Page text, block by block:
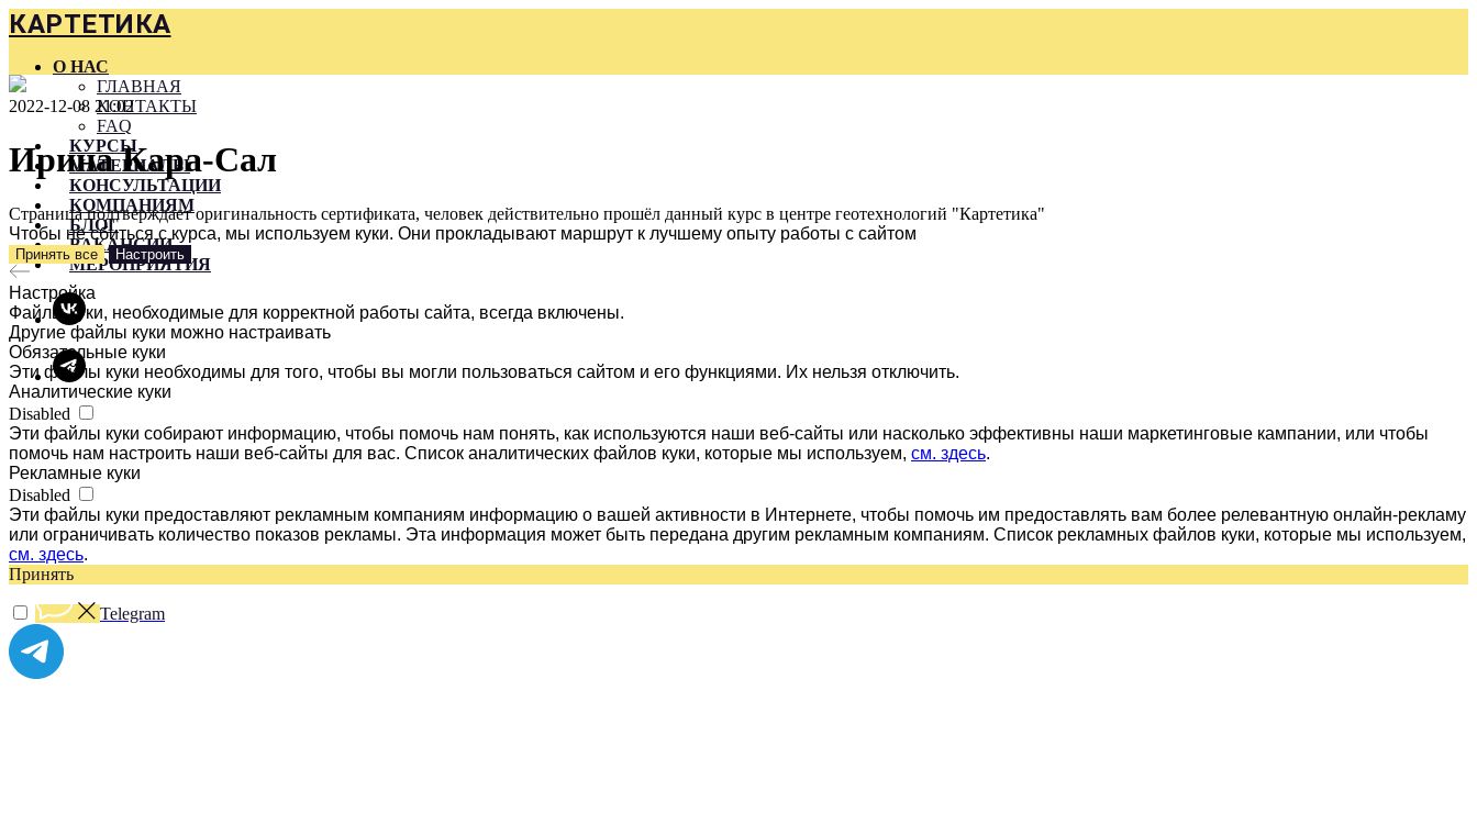
КАРТЕТИКА
О НАС
ГЛАВНАЯ
КОНТАКТЫ
FAQ
КУРСЫ
МАТЕРИАЛЫ
КОНСУЛЬТАЦИИ
КОМПАНИЯМ
БЛОГ
ВАКАНСИИ
МЕРОПРИЯТИЯ
2022-12-08 21:02
Ирина Кара-Сал
Страница подтверждает оригинальность сертификата, человек действительно прошёл данный курс в центре геотехнологий "Картетика"
Чтобы не сбиться с курса, мы используем куки. Они прокладывают маршрут к лучшему опыту работы с сайтом
Принять все Настроить
Настройка
Файлы куки, необходимые для корректной работы сайта, всегда включены.
Другие файлы куки можно настраивать
Обязательные куки
Эти файлы куки необходимы для того, чтобы вы могли пользоваться сайтом и его функциями. Их нельзя отключить.
Аналитические куки
Disabled
Эти файлы куки собирают информацию, чтобы помочь нам понять, как используются наши веб-сайты или насколько эффективны наши маркетинговые кампании, или чтобы
помочь нам настроить наши веб-сайты для вас. Список аналитических файлов куки, которые мы используем, см. здесь.
Рекламные куки
Disabled
Эти файлы куки предоставляют рекламным компаниям информацию о вашей активности в Интернете, чтобы помочь им предоставлять вам более релевантную онлайн-рекламу
или ограничивать количество показов рекламы. Эта информация может быть передана другим рекламным компаниям. Список рекламных файлов куки, которые мы используем,
см. здесь.
Принять
Telegram